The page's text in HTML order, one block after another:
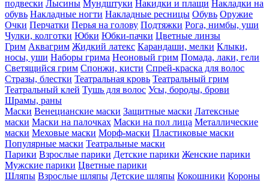
подвески Лысины Мундштуки Накидки и плащи Накладки на
обувь Накладные ногти Накладные ресницы Обувь Оружие
Очки Перчатки Перья на голову Подтяжки Рога, нимбы, уши
Чулки, колготки Юбки Юбки-пачки Цветные линзы
Грим Аквагрим Жидкий латекс Карандаши, мелки Клыки,
носы, уши Наборы грима Неоновый грим Помада, лаки, гели
Светящийся грим Спонжи, кисти Спрей-краска для волос
Стразы, блестки Театральная кровь Театральный грим
Театральный клей Тушь для волос Усы, бороды, брови
Шрамы, раны
Маски Венецианские маски Защитные маски Латексные
маски Маски на палочках Маски на пол лица Металлические
маски Меховые маски Морф-маски Пластиковые маски
Популярные маски Театральные маски
Парики Взрослые парики Детские парики Женские парики
Мужские парики Цветные парики
Шляпы Взрослые шляпы Детские шляпы Кокошники Короны